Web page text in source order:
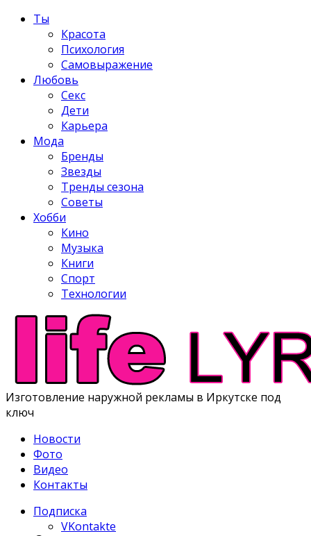
Ты
Красота
Психология
Самовыражение
Любовь
Секс
Дети
Карьера
Мода
Бренды
Звезды
Тренды сезона
Советы
Хобби
Кино
Музыка
Книги
Спорт
Технологии
Изготовление наружной рекламы в Иркутске под
ключ
Новости
Фото
Видео
Контакты
Подписка
VKontakte